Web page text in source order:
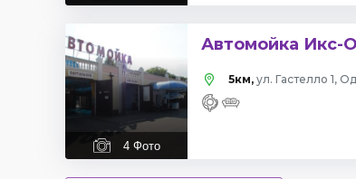
4 Фото
Автомойка Икс-
5км, ул. Гастелло 1,